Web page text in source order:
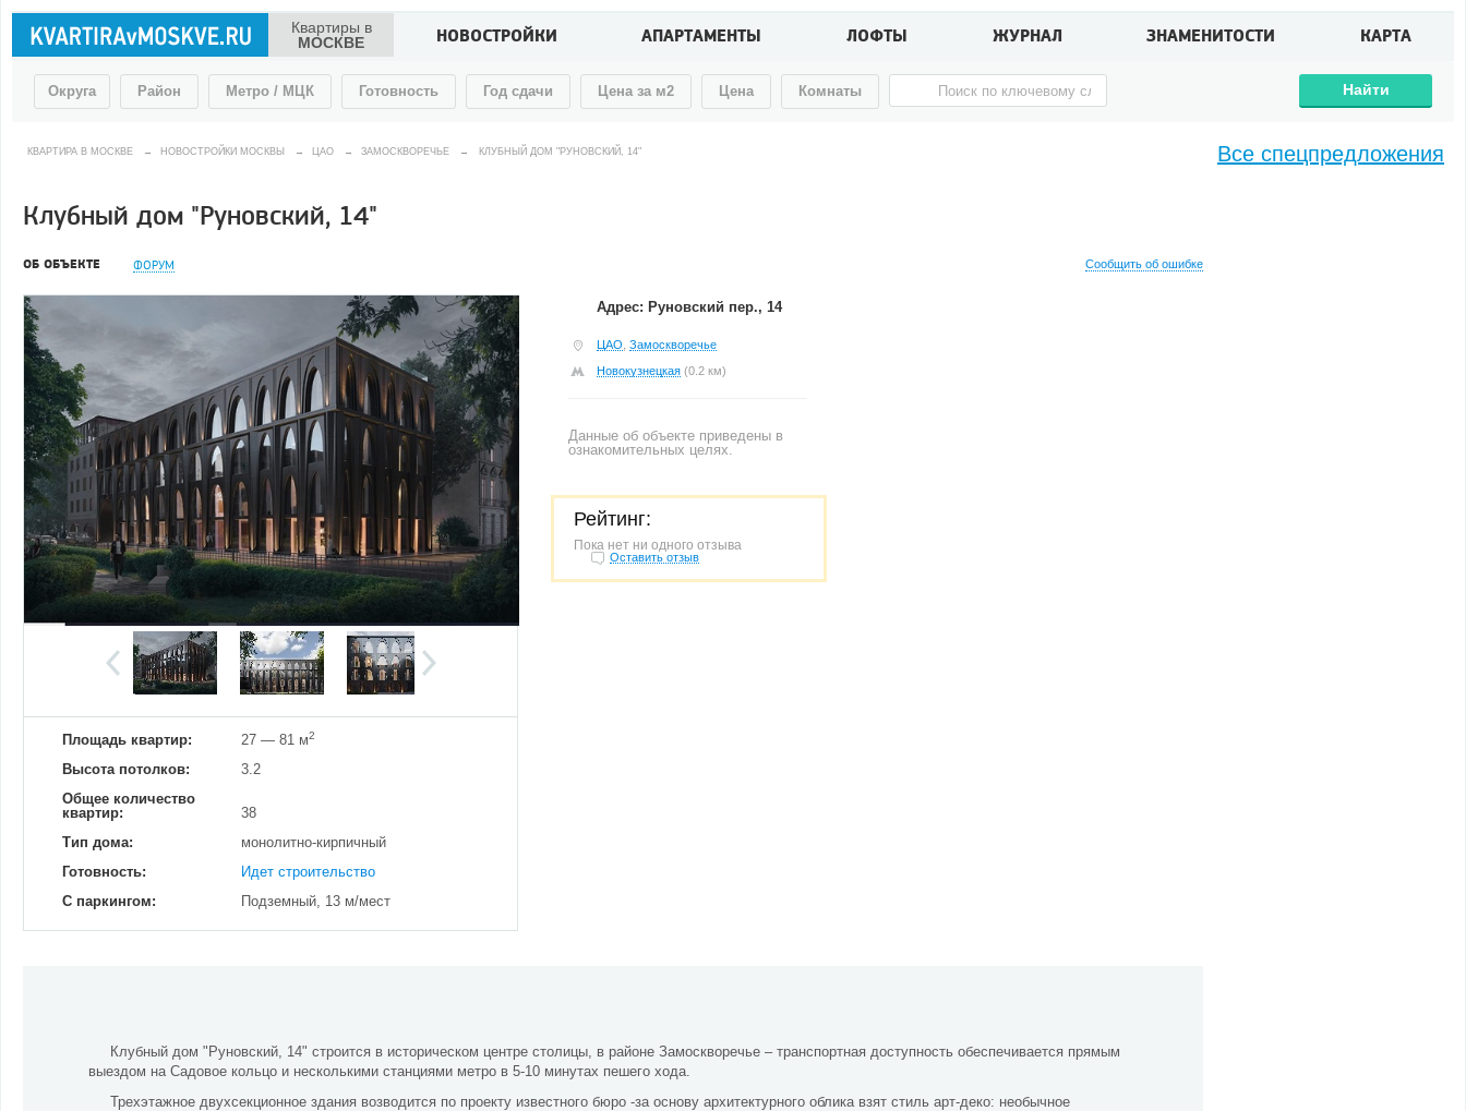
Квартиры в
МОСКВЕ
НОВОСТРОЙКИ АПАРТАМЕНТЫ ЛОФТЫ ЖУРНАЛ ЗНАМЕНИТОСТИ КАРТА
Округа Район Метро / МЦК Готовность Год сдачи Цена за м2 Цена Комнаты Найти
КВАРТИРА В МОСКВЕ → НОВОСТРОЙКИ МОСКВЫ → ЦАО → ЗАМОСКВОРЕЧЬЕ → КЛУБНЫЙ ДОМ "РУНОВСКИЙ, 14"
Клубный дом "Руновский, 14"
ОБ ОБЪЕКТЕ ФОРУМ Сообщить об ошибке
Добавить фотографию Изменено: 26.11.2024
Площадь квартир: 27 — 81 м2
Высота потолков:
3.2
Общее количество
квартир:
38
Тип дома:
монолитно-кирпичный
Готовность:
Идет строительство
С паркингом:
Подземный, 13 м/мест
Адрес: Руновский пер., 14
ЦАО Замоскворечье
Новокузнецкая (0.2 км)
Данные об объекте приведены в
ознакомительных целях.
Рейтинг:
Пока нет ни одного отзыва
Оставить отзыв
Клубный дом "Руновский, 14" строится в историческом центре столицы, в районе Замоскворечье – транспортная доступность обеспечивается прямым
выездом на Садовое кольцо и несколькими станциями метро в 5-10 минутах пешего хода.
Трехэтажное двухсекционное здания возводится по проекту известного бюро -за основу архитектурного облика взят стиль арт-деко: необычное
Все спецпредложения